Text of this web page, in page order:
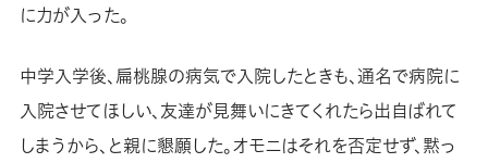
に力が入った。
中学入学後、扁桃腺の病気で入院したときも、通名で病院に
入院させてほしい、友達が見舞いにきてくれたら出自ばれて
しまうから、と親に懇願した。オモニはそれを否定せず、黙っ